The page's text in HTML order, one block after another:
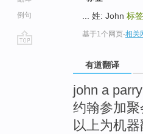
例句
... 姓: John 标签
基于1个网页-相关
有道翻译
john a parry
约翰参加聚
以上为机